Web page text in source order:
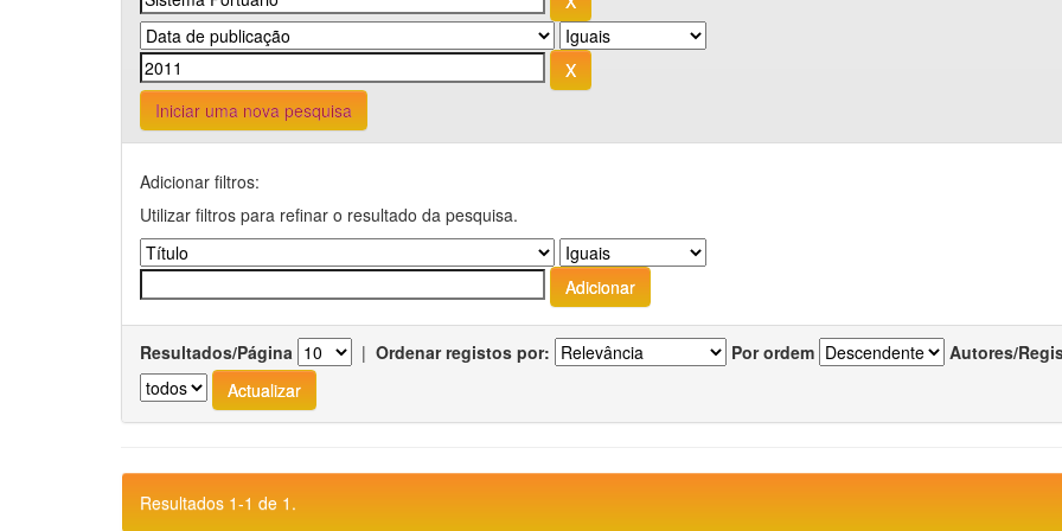
Iniciar uma nova pesquisa
Adicionar filtros:
Utilizar filtros para refinar o resultado da pesquisa.
Resultados/Página | Ordenar registos por: Por ordem Autores/
Resultados 1-1 de 1.